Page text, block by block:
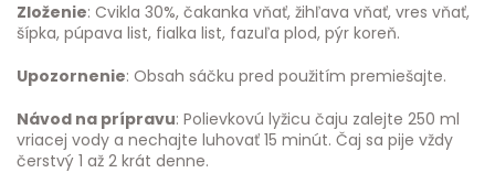
Zloženie: Cvikla 30%, čakanka vňať, žihľava vňať, vres vňať,
šípka, púpava list, fialka list, fazuľa plod, pýr koreň.
Upozornenie: Obsah sáčku pred použitím premiešajte.
Návod na prípravu: Polievkovú lyžicu čaju zalejte 250 ml
vriacej vody a nechajte luhovať 15 minút. Čaj sa pije vždy
čerstvý 1 až 2 krát denne.